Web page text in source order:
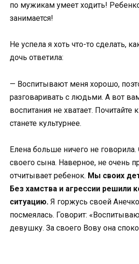
по мужикам умеет ходить!
занимается!
Не успела я хоть что-то сделать,
дочь ответила:
— Воспитывают меня хорошо,
разговаривать с людьми. А вот
воспитания не хватает. Почитайте
станете культурнее.
Елена больше ничего не
своего сына. Наверное, не очень
отчитывает ребенок. Мы своих
Без хамства и агрессии решили
ситуацию. Я горжусь своей
посмеялась. Говорит:
девушку. За своего Вову она